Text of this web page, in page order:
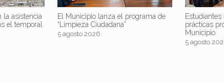
la asistencia
el temporal
El Municipio lanza el programa de
“Limpieza Ciudadana”
5 agosto 2026
prácticas
Municipio
5 agosto